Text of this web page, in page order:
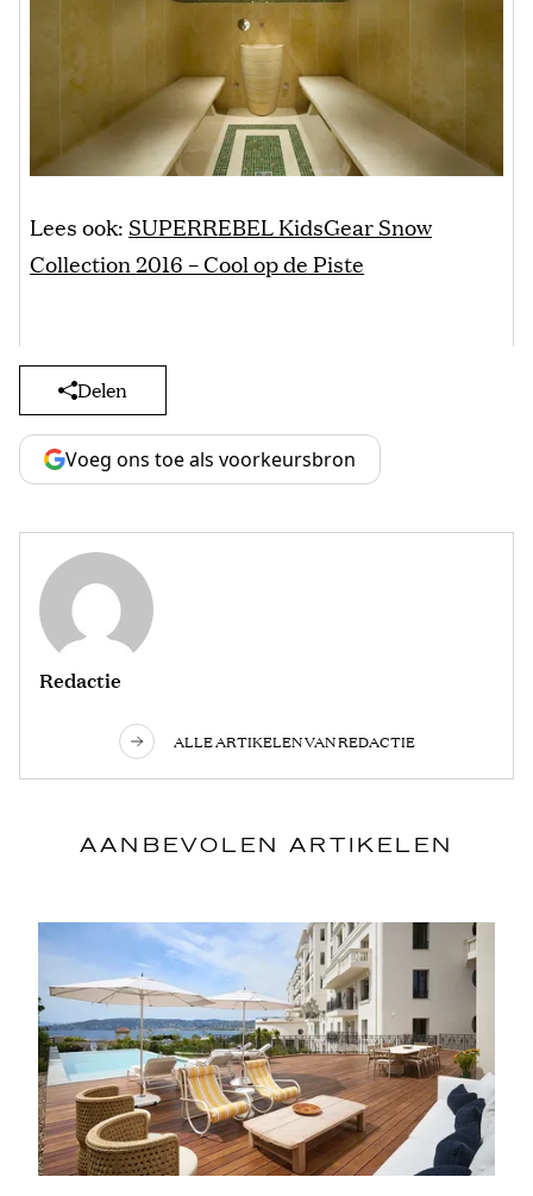
Lees ook: SUPERREBEL KidsGear Snow
Collection 2016 – Cool op de Piste
Delen
Voeg ons toe als voorkeursbron
Redactie
ALLE ARTIKELEN VAN REDACTIE
AANBEVOLEN ARTIKELEN